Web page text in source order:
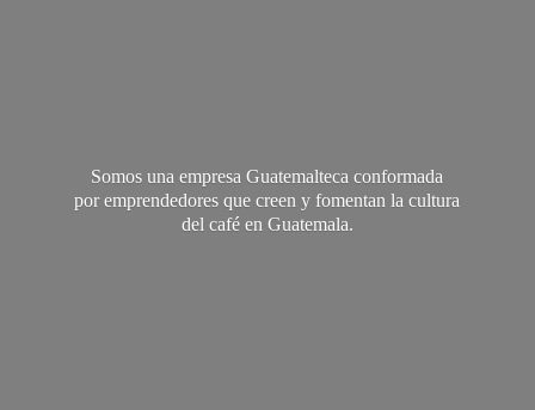
Somos una empresa Guatemalteca conformada
por emprendedores que creen y fomentan la cultura
del café en Guatemala.